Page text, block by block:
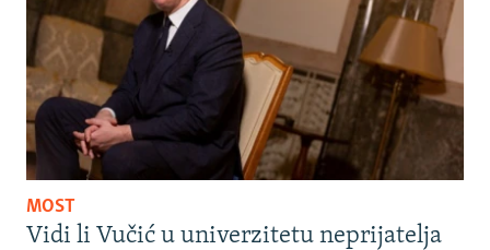
MOST
Vidi li Vučić u univerzitetu neprijatelja